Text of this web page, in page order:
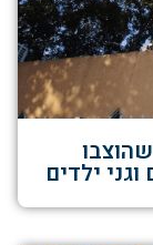
ילדים